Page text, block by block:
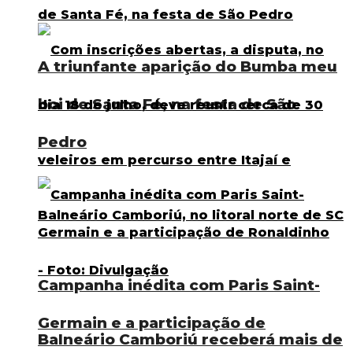
A triunfante aparição do Bumba meu
boi de Santa Fé, na festa de São
Pedro
Campanha inédita com Paris Saint-
Germain e a participação de
Balneário Camboriú receberá mais de